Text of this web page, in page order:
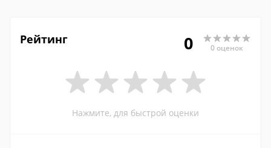
Рейтинг 0 0 оценок
Нажмите, для быстрой оценки